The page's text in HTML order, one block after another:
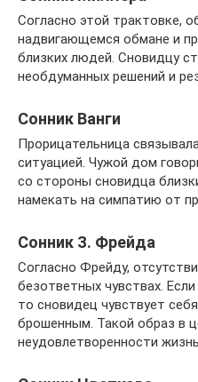
Согласно этой трактовке,
надвигающемся обмане и
близких людей. Сновидцу
необдуманных решений и
Сонник Ванги
Прорицательница
ситуацией. Чужой дом
со стороны сновидца
намекать на симпатию от
Сонник З. Фрейда
Согласно Фрейду,
безответных чувствах.
то сновидец чувствует
брошенным. Такой образ в
неудовлетворенности